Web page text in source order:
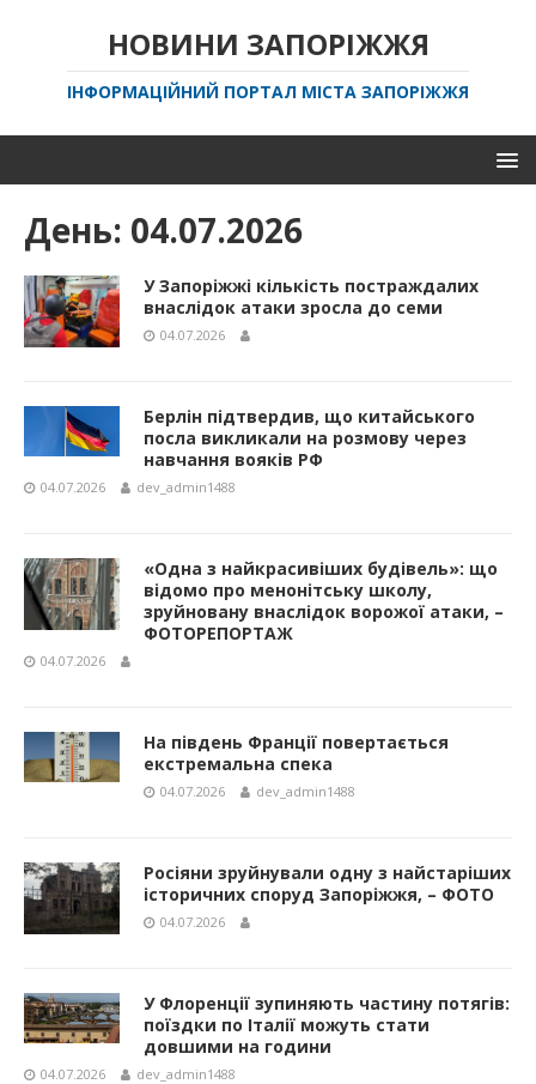
НОВИНИ ЗАПОРІЖЖЯ
ІНФОРМАЦІЙНИЙ ПОРТАЛ МІСТА ЗАПОРІЖЖЯ
День: 04.07.2026
У Запоріжжі кількість постраждалих
внаслідок атаки зросла до семи
04.07.2026
Берлін підтвердив, що китайського
посла викликали на розмову через
навчання вояків РФ
04.07.2026 dev_admin1488
«Одна з найкрасивіших будівель»: що
відомо про менонітську школу,
зруйновану внаслідок ворожої атаки, –
ФОТОРЕПОРТАЖ
04.07.2026
На південь Франції повертається
екстремальна спека
04.07.2026 dev_admin1488
Росіяни зруйнували одну з найстаріших
історичних споруд Запоріжжя, – ФОТО
04.07.2026
У Флоренції зупиняють частину потягів:
поїздки по Італії можуть стати
довшими на години
04.07.2026 dev_admin1488